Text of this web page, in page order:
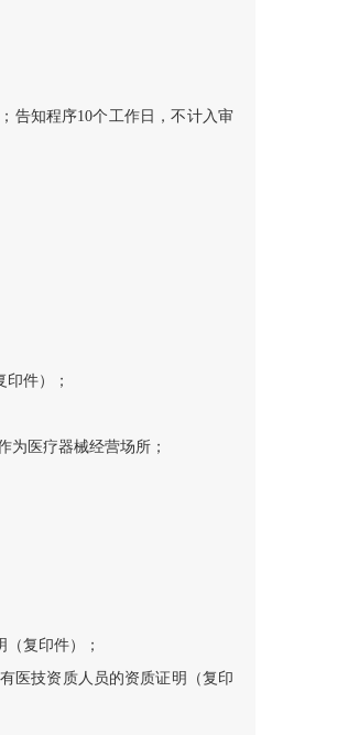
告知程序10个工作日，不计入审
件）；
为医疗器械经营场所；
复印件）；
医技资质人员的资质证明（复印